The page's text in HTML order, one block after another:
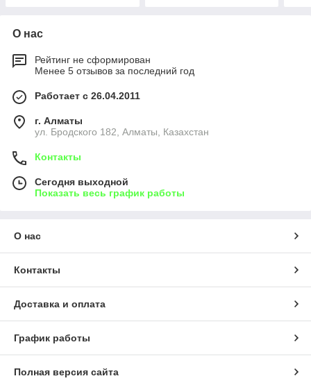
О нас
Рейтинг не сформирован
Менее 5 отзывов за последний год
Работает с 26.04.2011
г. Алматы
ул. Бродского 182, Алматы, Казахстан
Контакты
Сегодня выходной
Показать весь график работы
О нас
Контакты
Доставка и оплата
График работы
Полная версия сайта